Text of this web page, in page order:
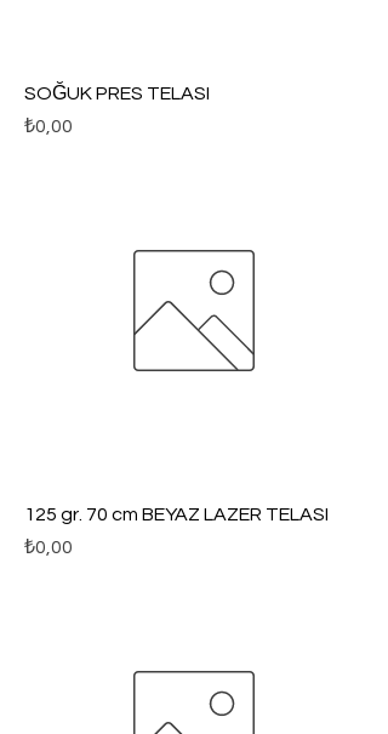
SOĞUK PRES TELASI
Fiyat
₺0,00
125 gr. 70 cm BEYAZ LAZER TELASI
Fiyat
₺0,00